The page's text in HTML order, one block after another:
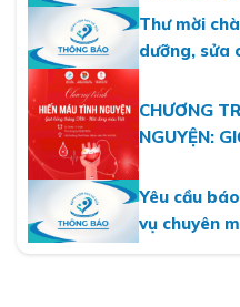
viện Nhi Hà
Thư mời
dưỡng, sửa
CHƯƠNG
NGUYỆN:
Yêu cầu
vụ chuyên